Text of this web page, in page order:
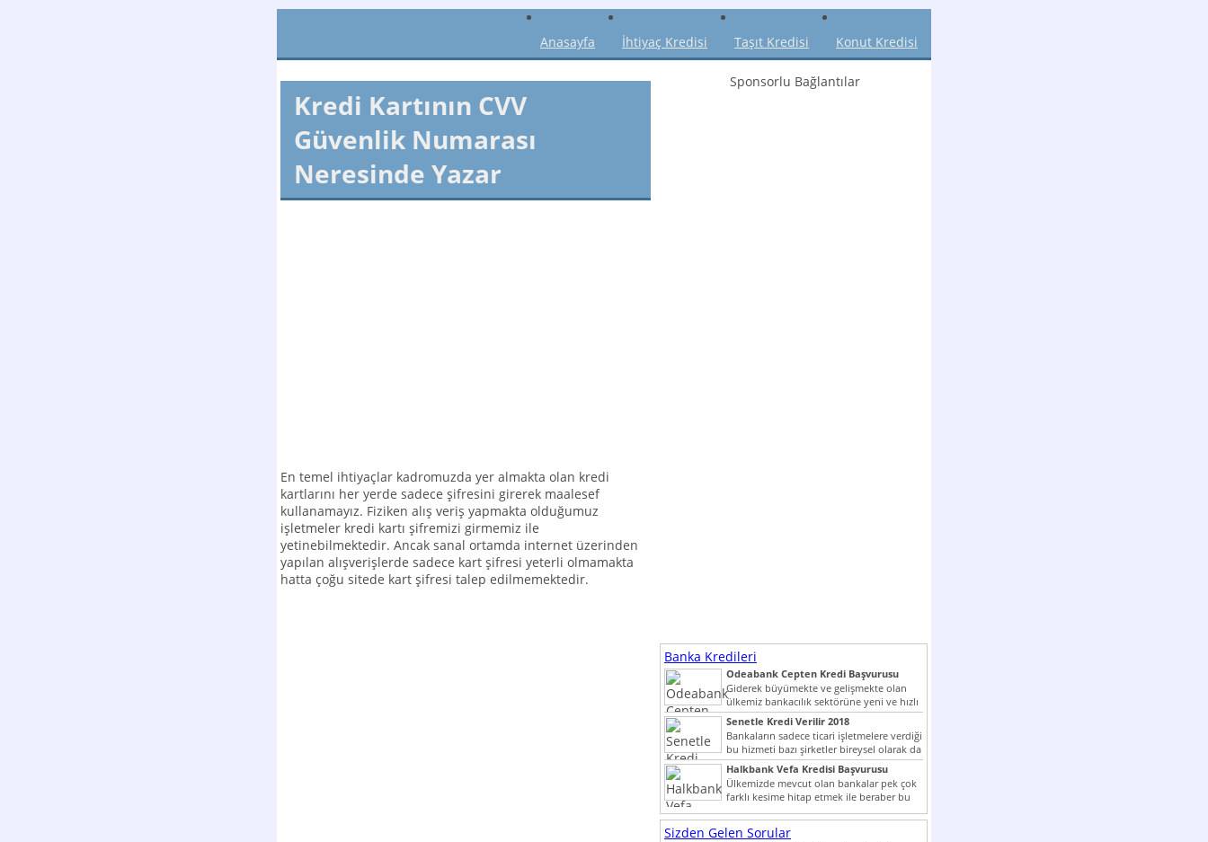
Anasayfa İhtiyaç Kredisi Taşıt Kredisi Konut Kredisi
Kredi Kartının CVV
Güvenlik Numarası
Neresinde Yazar
En temel ihtiyaçlar kadromuzda yer almakta olan kredi
kartlarını her yerde sadece şifresini girerek maalesef
kullanamayız. Fiziken alış veriş yapmakta olduğumuz
işletmeler kredi kartı şifremizi girmemiz ile
yetinebilmektedir. Ancak sanal ortamda internet üzerinden
yapılan alışverişlerde sadece kart şifresi yeterli olmamakta
hatta çoğu sitede kart şifresi talep edilmemektedir.
Sponsorlu Bağlantılar
Banka Kredileri
Odeabank Cepten Kredi Başvurusu
KREDIM 8444
Giderek büyümekte ve gelişmekte olan
ülkemiz bankacılık sektörüne yeni ve hızlı
bir giriş yapmış olan...
Senetle Kredi Verilir 2018
Bankaların sadece ticari işletmelere verdiği
bu hizmeti bazı şirketler bireysel olarak da
vermektedir. Senetle kredi...
Halkbank Vefa Kredisi Başvurusu
Ülkemizde mevcut olan bankalar pek çok
farklı kesime hitap etmek ile beraber bu
noktada son...
Sizden Gelen Sorular